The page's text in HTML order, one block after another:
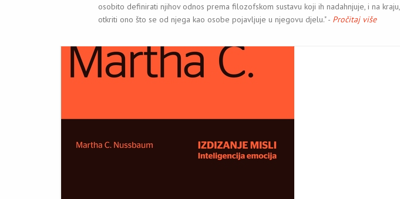
osobito definirati njihov odnos prema filozofskom sustavu koji ih nadahnjuje, i na
otkriti ono što se od njega kao osobe pojavljuje u njegovu djelu." - Pročitaj više